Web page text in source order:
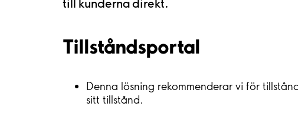
Tillståndsportal
Denna lösning rekommenderar vi för
sitt tillstånd.